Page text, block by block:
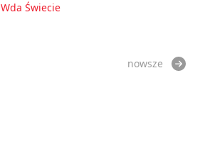
Wda Świecie
nowsze